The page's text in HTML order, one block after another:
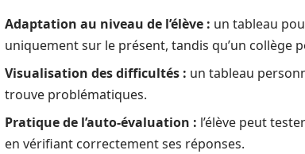
Adaptation au niveau de l’élève : un tableau
uniquement sur le présent, tandis qu’un collège
Visualisation des difficultés : un tableau
trouve problématiques.
Pratique de l’auto-évaluation : l’élève peut
en vérifiant correctement ses réponses.